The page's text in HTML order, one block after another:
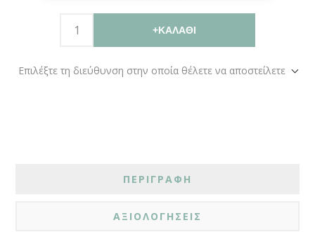
+ΚΑΛΆΘΙ
Επιλέξτε τη διεύθυνση στην οποία θέλετε να αποστείλετε
ΠΕΡΙΓΡΑΦΗ
ΑΞΙΟΛΟΓΗΣΕΙΣ